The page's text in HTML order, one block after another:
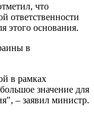
что
ответственности
этого основания.
в
в рамках
значение для
– заявил министр.